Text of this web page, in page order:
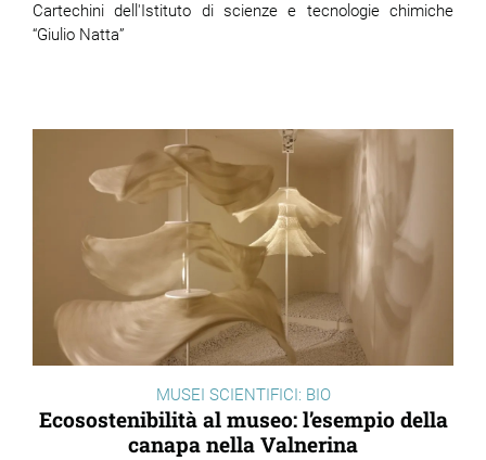
Cartechini dell'Istituto di scienze e tecnologie chimiche
“Giulio Natta”
MUSEI SCIENTIFICI: BIO
Ecosostenibilità al museo: l’esempio della
canapa nella Valnerina